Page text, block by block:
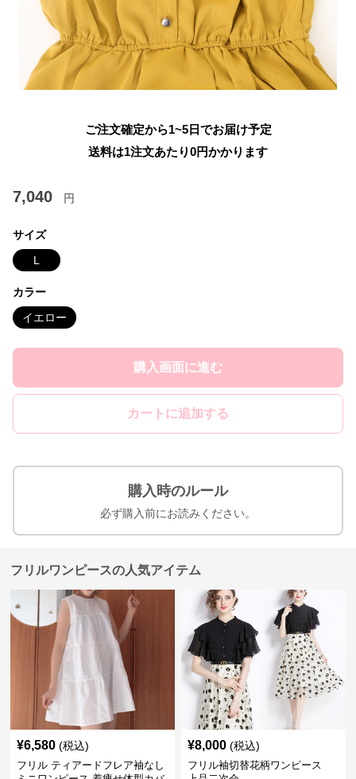
ご注文確定から1~5日でお届け予定
送料は1注文あたり0円かかります
7,040 円
サイズ
L
カラー
イエロー
購入画面に進む
カートに追加する
購入時のルール
必ず購入前にお読みください。
フリルワンピースの人気アイテム
¥6,580 (税込)
フリル ティアードフレア袖なし
¥8,000 (税込)
フリル袖切替花柄ワンピース